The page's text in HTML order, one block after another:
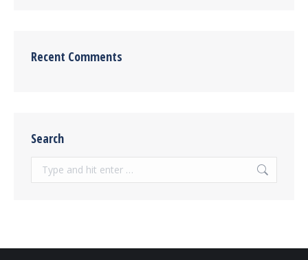
Recent Comments
Search
Search: